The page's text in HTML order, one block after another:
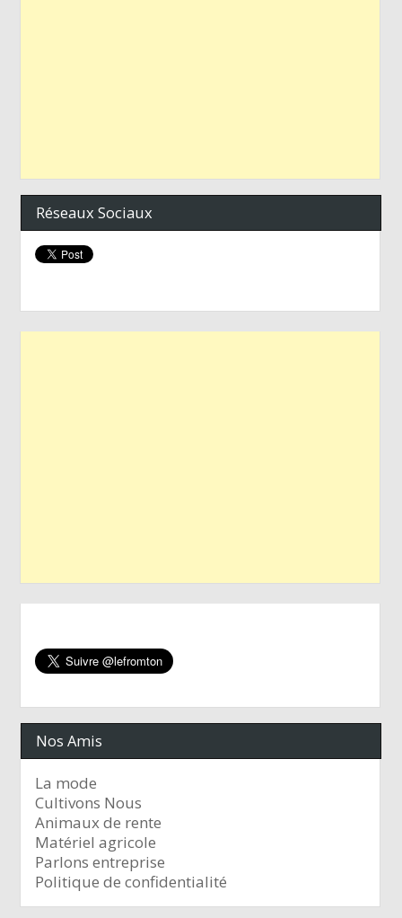
Réseaux Sociaux
Nos Amis
La mode
Cultivons Nous
Animaux de rente
Matériel agricole
Parlons entreprise
Politique de confidentialité